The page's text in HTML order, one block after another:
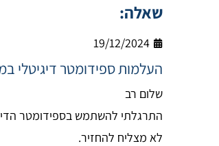
שאלה:
19/12/2024
העלמות ספידומטר דיגיטלי
שלום רב
התרגלתי להשתמש בספידומטר
לא מצליח להחזיר.